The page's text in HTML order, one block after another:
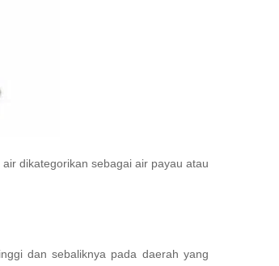
dikategorikan sebagai air payau atau
dan sebaliknya pada daerah yang